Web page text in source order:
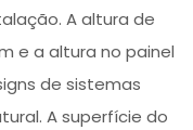
A altura de
e a altura no painel
de sistemas
A superfície do